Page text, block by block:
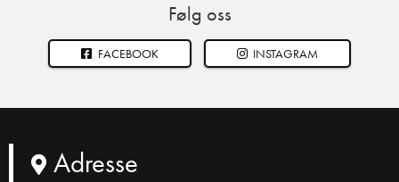
Følg oss
FACEBOOK INSTAGRAM
Adresse